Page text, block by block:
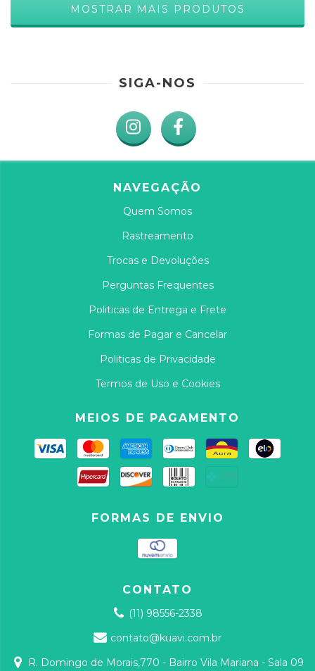
MOSTRAR MAIS PRODUTOS
SIGA-NOS
NAVEGAÇÃO
Quem Somos
Rastreamento
Trocas e Devoluções
Perguntas Frequentes
Politicas de Entrega e Frete
Formas de Pagar e Cancelar
Politicas de Privacidade
Termos de Uso e Cookies
MEIOS DE PAGAMENTO
FORMAS DE ENVIO
CONTATO
(11) 98556-2338
contato@kuavi.com.br
R. Domingo de Morais,770 - Bairro Vila Mariana - Sala 09